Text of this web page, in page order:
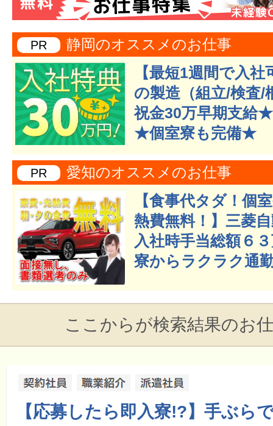
PR 静岡のオススメのお仕事
【最短1週間で入
の製造（組立/検査
祝金30万早期支給
★個室寮も完備★
PR 愛知のオススメのお仕事
【食事代タダ！個
熱費無料！】三菱
入社時手当総額６
寮からラクラク通
ここからが検索結果のお
【応募したら即入寮!?】手ぶら